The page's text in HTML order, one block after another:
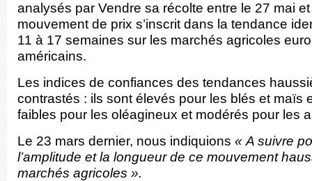
analysés par Vendre sa récolte entre le 27 mai
mouvement de prix s’inscrit dans la tendance
11 à 17 semaines sur les marchés agricoles
américains.
Les indices de confiances des tendances
contrastés : ils sont élevés pour les blés et maïs
faibles pour les oléagineux et modérés pour les
Le 23 mars dernier, nous indiquions « A suivre
l’amplitude et la longueur de ce mouvement
marchés agricoles ».